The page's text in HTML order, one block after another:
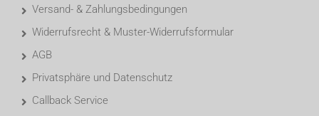
Versand- & Zahlungsbedingungen
Widerrufsrecht & Muster-Widerrufsformular
AGB
Privatsphäre und Datenschutz
Callback Service